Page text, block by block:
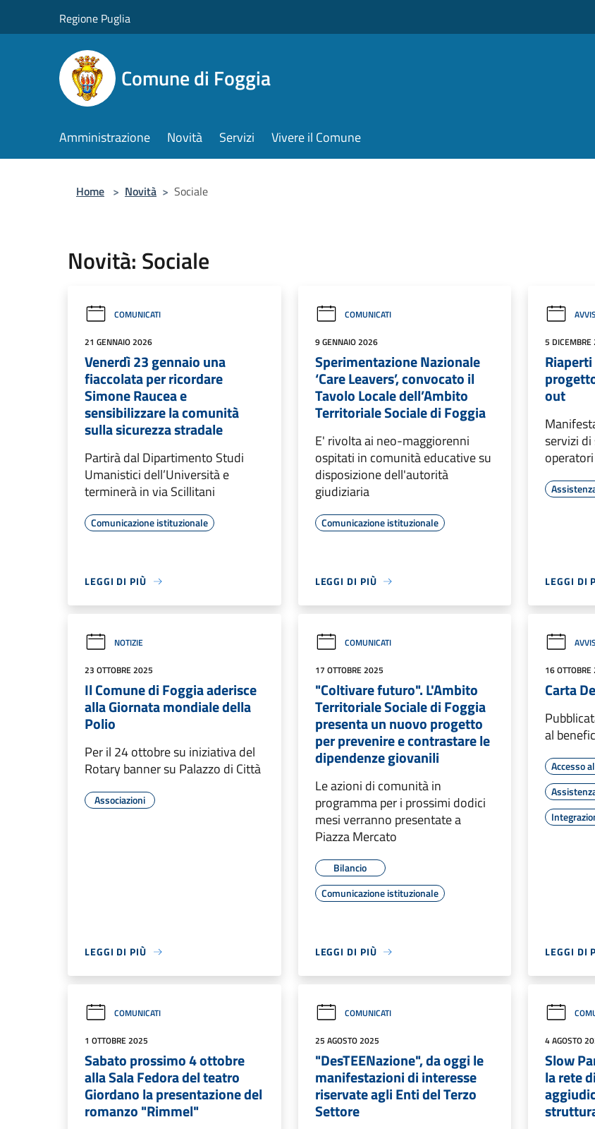
Regione Puglia
Comune di Foggia
Amministrazione Novità Servizi Vivere il Comune
Home > Novità > Sociale
Novità: Sociale
COMUNICATI
21 GENNAIO 2026
Venerdì 23 gennaio una
fiaccolata per ricordare
Simone Raucea e
sensibilizzare la comunità
sulla sicurezza stradale
Partirà dal Dipartimento Studi
Umanistici dell’Università e
terminerà in via Scillitani
Comunicazione istituzionale
LEGGI DI PIÙ
COMUNICATI
9 GENNAIO 2026
Sperimentazione Nazionale
‘Care Leavers’, convocato il
Tavolo Locale dell’Ambito
Territoriale Sociale di Foggia
E' rivolta ai neo-maggiorenni
ospitati in comunità educative su
disposizione dell'autorità
giudiziaria
Comunicazione istituzionale
LEGGI DI PIÙ
5
out
servizi
LEGGI DI
NOTIZIE
23 OTTOBRE 2025
Il Comune di Foggia aderisce
alla Giornata mondiale della
Polio
Per il 24 ottobre su iniziativa del
Rotary banner su Palazzo di Città
Associazioni
LEGGI DI PIÙ
COMUNICATI
17 OTTOBRE 2025
"Coltivare futuro". L'Ambito
Territoriale Sociale di Foggia
presenta un nuovo progetto
per prevenire e contrastare le
dipendenze giovanili
Le azioni di comunità in
programma per i prossimi dodici
mesi verranno presentate a
Piazza Mercato
Bilancio
Comunicazione istituzionale
LEGGI DI PIÙ
16
Carta
al
Accesso
LEGGI DI
COMUNICATI
1 OTTOBRE 2025
Sabato prossimo 4 ottobre
alla Sala Fedora del teatro
Giordano la presentazione del
romanzo "Rimmel"
COMUNICATI
25 AGOSTO 2025
"DesTEENazione", da oggi le
manifestazioni di interesse
riservate agli Enti del Terzo
Settore
4 AGOSTO
Slow
la rete